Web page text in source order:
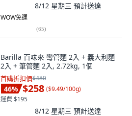
8/12 星期三 預計送達
WOW免運
(65)
Barilla 百味來 彎管麵 2入 + 義大利麵
2入 + 筆管麵 2入, 2.72kg, 1個
首購折扣價$480
46% $258 ($9.49/100g)
運費 $195
8/12 星期三 預計送達